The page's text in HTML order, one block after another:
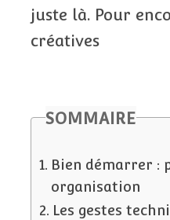
juste là. Pour
créatives
SOMMAIRE
Bien démarrer :
organisation
Les gestes